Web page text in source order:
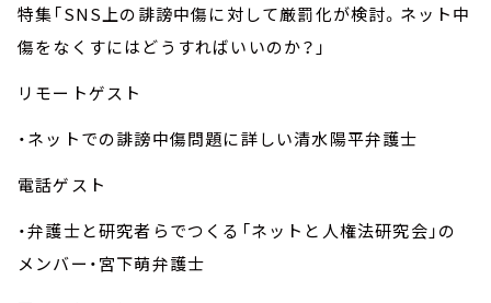
特集「SNS上の誹謗中傷に対して厳罰化が検討。ネット中
傷をなくすにはどうすればいいのか？」
リモートゲスト
・ネットでの誹謗中傷問題に詳しい清水陽平弁護士
電話ゲスト
・弁護士と研究者らでつくる「ネットと人権法研究会」の
メンバー・宮下萌弁護士